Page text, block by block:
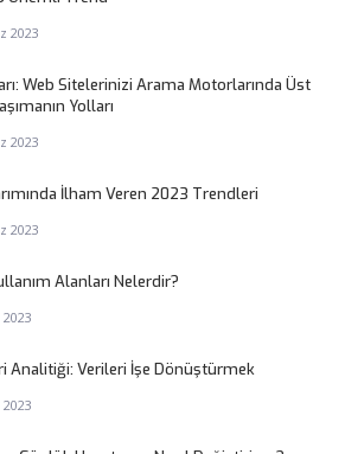
2023
Web Sitelerinizi Arama Motorlarında Üst
Yolları
2023
İlham Veren 2023 Trendleri
2023
Alanları Nelerdir?
Analitiği: Verileri İşe Dönüştürmek